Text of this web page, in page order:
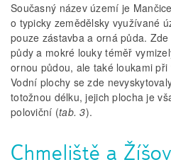
Současný název území je
o typicky zemědělsky využívané
pouze zástavba a orná půda.
půdy a mokré louky téměř
ornou půdou, ale také loukami
Vodní plochy se zde
totožnou délku, jejich plocha je
poloviční (tab. 3).
Chmeliště a Žíšov